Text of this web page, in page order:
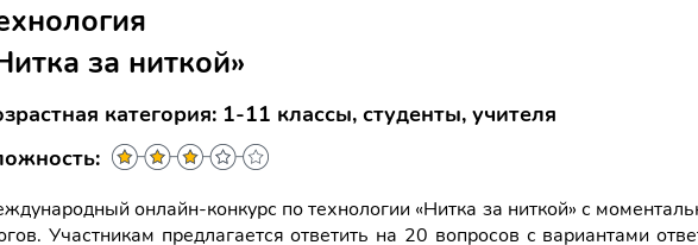
за ниткой»
категория: 1-11 классы, студенты, учителя
онлайн-конкурс по технологии «Нитка за ниткой» с
Участникам предлагается ответить на 20 вопросов с вариантами